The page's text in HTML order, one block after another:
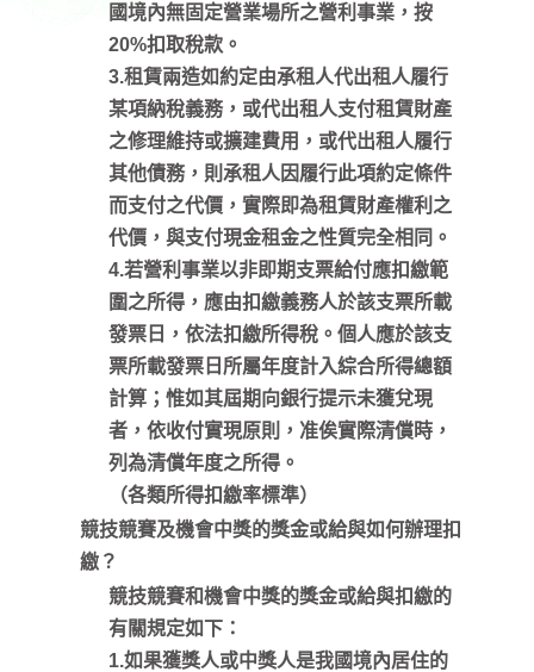
國境內無固定營業場所之營利事業，按
20%扣取稅款。
3.租賃兩造如約定由承租人代出租人履行
某項納稅義務，或代出租人支付租賃財產
之修理維持或擴建費用，或代出租人履行
其他債務，則承租人因履行此項約定條件
而支付之代價，實際即為租賃財產權利之
代價，與支付現金租金之性質完全相同。
4.若營利事業以非即期支票給付應扣繳範
圍之所得，應由扣繳義務人於該支票所載
發票日，依法扣繳所得稅。個人應於該支
票所載發票日所屬年度計入綜合所得總額
計算；惟如其屆期向銀行提示未獲兌現
者，依收付實現原則，准俟實際清償時，
列為清償年度之所得。
（各類所得扣繳率標準）
競技競賽及機會中獎的獎金或給與如何辦理扣
繳？
競技競賽和機會中獎的獎金或給與扣繳的
有關規定如下：
1.如果獲獎人或中獎人是我國境內居住的